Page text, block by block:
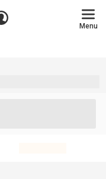
71 771 76 55
Zaloguj
Menu